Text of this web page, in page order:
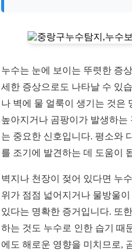
누수는 눈에 보이는 뚜렷한 증
세한 증상으로도 나타날 수 있
나 벽에 물 얼룩이 생기는 것은
높아지거나 곰팡이가 발생하는
는 중요한 신호입니다. 평소와
를 조기에 발견하는 데 도움이
벽지나 천장이 젖어 있다면 누
위가 점점 넓어지거나 물방울
있다는 명확한 증거입니다. 또
하는 것도 누수로 인한 습기 때
에도 해로운 영향을 미치므로,